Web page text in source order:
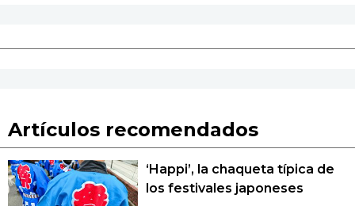
Artículos recomendados
‘Happi’, la chaqueta típica de
los festivales japoneses